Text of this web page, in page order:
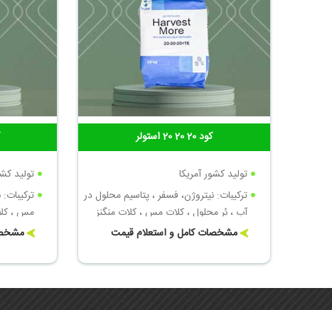
کود 20 20 20 استولر
تولید کشور آمریکا
ترکیبات: نیتروژن، فسفر ، پتاسیم محلول در
آب ، بُر محلول ، کلات مس ، کلات منگنز
مشخصات کامل و استعلام قیمت
تولید
مس ،